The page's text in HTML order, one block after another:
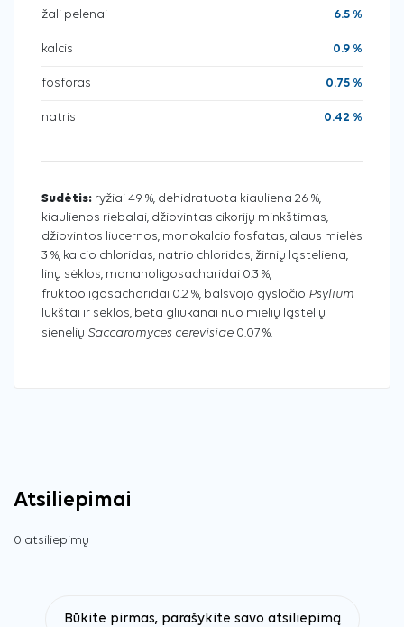
žali pelenai 6.5 %
kalcis 0.9 %
fosforas 0.75 %
natris 0.42 %
Sudėtis: ryžiai 49 %, dehidratuota kiauliena 26 %,
kiaulienos riebalai, džiovintas cikorijų minkštimas,
džiovintos liucernos, monokalcio fosfatas, alaus mielės
3 %, kalcio chloridas, natrio chloridas, žirnių ląsteliena,
linų sėklos, mananoligosacharidai 0.3 %,
fruktooligosacharidai 0.2 %, balsvojo gysločio Psylium
lukštai ir sėklos, beta gliukanai nuo mielių ląstelių
sienelių Saccaromyces cerevisiae 0.07 %.
Atsiliepimai
0 atsiliepimų
Būkite pirmas, parašykite savo atsiliepimą